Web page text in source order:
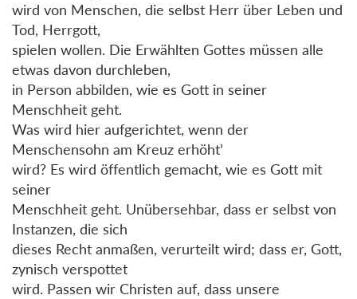
wird von Menschen, die selbst Herr über Leben und
Tod, Herrgott,
spielen wollen. Die Erwählten Gottes müssen alle
etwas davon durchleben,
in Person abbilden, wie es Gott in seiner
Menschheit geht.
Was wird hier aufgerichtet, wenn der
Menschensohn am Kreuz erhöht’
wird? Es wird öffentlich gemacht, wie es Gott mit
seiner
Menschheit geht. Unübersehbar, dass er selbst von
Instanzen, die sich
dieses Recht anmaßen, verurteilt wird; dass er, Gott,
zynisch verspottet
wird. Passen wir Christen auf, dass unsere